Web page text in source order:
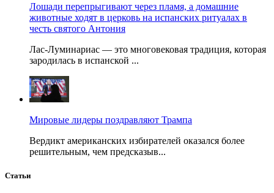
Лошади перепрыгивают через пламя, а домашние
животные ходят в церковь на испанских ритуалах в
честь святого Антония
Лас-Луминариас — это многовековая традиция, которая
зародилась в испанской ...
Мировые лидеры поздравляют Трампа
Вердикт американских избирателей оказался более
решительным, чем предсказыв...
Статьи